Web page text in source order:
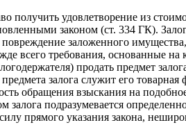
получить удовлетворение из
законом (ст. 334 ГК).
заложенного
всего требования, основанные на
продать предмет
залога служит его товарная
обращения взыскания на
подразумевается
прямого указания закона,